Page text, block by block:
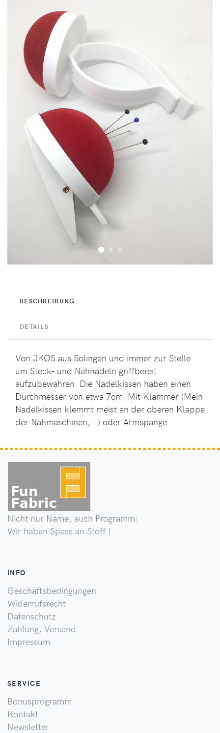
BESCHREIBUNG
DETAILS
Von JKOS aus Solingen und immer zur Stelle
um Steck- und Nähnadeln griffbereit
aufzubewahren. Die Nadelkissen haben einen
Durchmesser von etwa 7cm. Mit Klammer (Mein
Nadelkissen klemmt meist an der oberen Klappe
der Nähmaschinen,...) oder Armspange.
Nicht nur Name, auch Programm:
Wir haben Spass an Stoff !
INFO
Geschäftsbedingungen
Widerrufsrecht
Datenschutz
Zahlung, Versand
Impressum
SERVICE
Bonusprogramm
Kontakt
Newsletter